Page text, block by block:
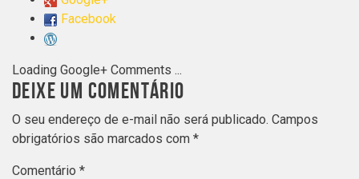
Facebook
Loading Google+ Comments ...
DEIXE UM COMENTÁRIO
O seu endereço de e-mail não será publicado. Campos
obrigatórios são marcados com *
Comentário *